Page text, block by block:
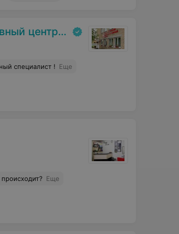
г. Гродно
специалист ! Еще
Еще